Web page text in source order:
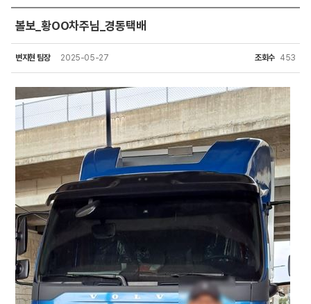
볼보_황OO차주님_경동택배
변지현 팀장 2025-05-27 조회수 453